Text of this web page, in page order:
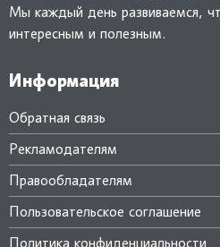
Мы каждый день развиваемся,
интересным и полезным.
Информация
Обратная связь
Рекламодателям
Правообладателям
Пользовательское соглашение
Политика конфиденциальности